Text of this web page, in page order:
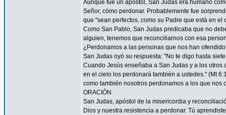
Aunque fue un apóstol, San Judas era humano
Señor, cómo perdonar. Probablemente fue
que "sean perfectos, como su Padre que está en el
Como San Pablo, San Judas predicaba que no
alguien, tenemos que reconciliarnos con esa
¿Perdonamos a las personas que nos han
San Judas oyó su respuesta: "No te digo hasta
Cuando Jesús enseñaba a San Judas y a los
en el cielo los perdonará también a ustedes." (Mt
como también nosotros perdonamos a los que nos
ORACIÓN
San Judas, apóstol de la misericordia y
Dios y nuestra resistencia a perdonar. Tú